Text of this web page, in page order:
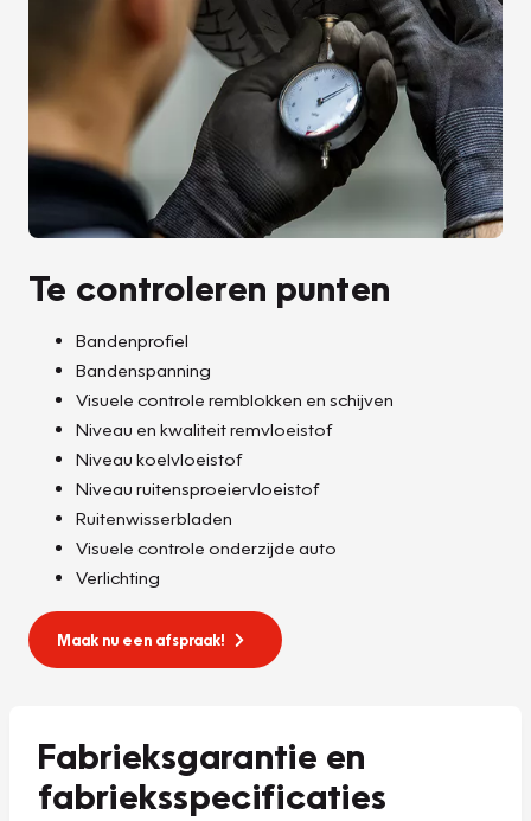
Te controleren punten
Bandenprofiel
Bandenspanning
Visuele controle remblokken en schijven
Niveau en kwaliteit remvloeistof
Niveau koelvloeistof
Niveau ruitensproeiervloeistof
Ruitenwisserbladen
Visuele controle onderzijde auto
Verlichting
Maak nu een afspraak!
Fabrieksgarantie en
fabrieksspecificaties